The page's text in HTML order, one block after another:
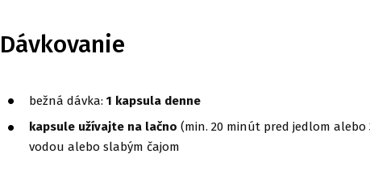
Dávkovanie
bežná dávka: 1 kapsula denne
kapsule užívajte na lačno (min. 20 minút pred jedlom
vodou alebo slabým čajom